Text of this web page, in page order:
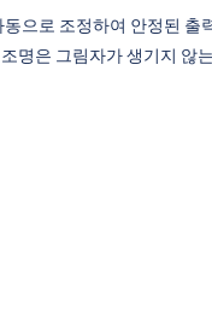
으로 조정하여 안정된 출
명은 그림자가 생기지 않